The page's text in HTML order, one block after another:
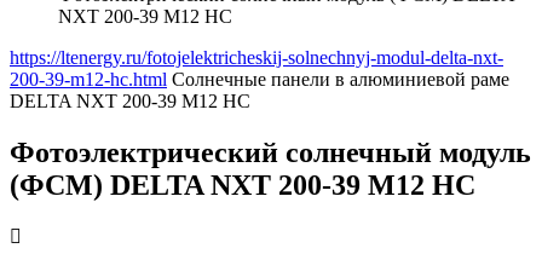
NXT 200-39 M12 HC
https://ltenergy.ru/fotojelektricheskij-solnechnyj-modul-delta-nxt-
200-39-m12-hc.html Солнечные панели в алюминиевой раме
DELTA NXT 200-39 M12 HC
Фотоэлектрический солнечный модуль
(ФСМ) DELTA NXT 200-39 M12 HC